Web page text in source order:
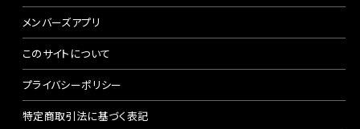
メンバーズアプリ
このサイトについて
プライバシーポリシー
特定商取引法に基づく表記